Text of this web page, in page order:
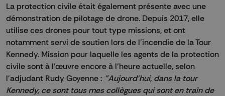
La protection civile était également présente avec une
démonstration de pilotage de drone. Depuis 2017, elle
utilise ces drones pour tout type missions, et ont
notamment servi de soutien lors de l’incendie de la Tour
Kennedy. Mission pour laquelle les agents de la protection
civile sont à l’œuvre encore à l’heure actuelle, selon
l'adjudant Rudy Goyenne : "Aujourd'hui, dans la tour
Kennedy, ce sont tous mes collègues qui sont en train de